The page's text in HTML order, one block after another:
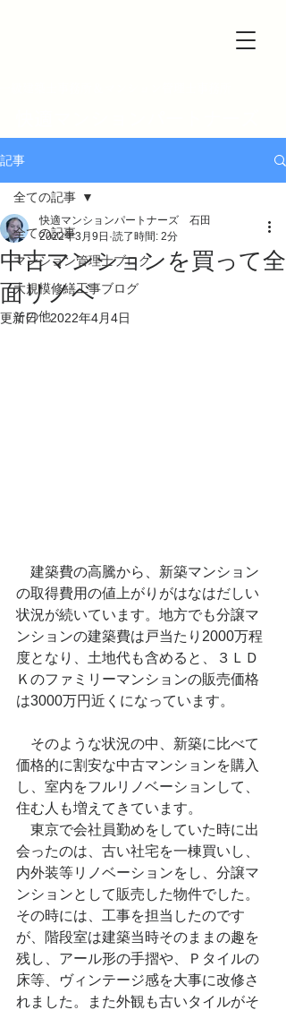
記事
全ての記事
マンション管理士ブログ
大規模修繕工事ブログ
その他
全ての記事
中古マンションを買って全
面リノベ
快適マンションパートナーズ 石田
2022年3月9日 読了時間: 2分
更新日：2022年4月4日
建築費の高騰から、新築マンション
の取得費用の値上がりがはなはだしい
状況が続いています。地方でも分譲マ
ンションの建築費は戸当たり2000万程
度となり、土地代も含めると、３ＬＤ
Ｋのファミリーマンションの販売価格
は3000万円近くになっています。
そのような状況の中、新築に比べて
価格的に割安な中古マンションを購入
し、室内をフルリノベーションして、
住む人も増えてきています。
東京で会社員勤めをしていた時に出
会ったのは、古い社宅を一棟買いし、
内外装等リノベーションをし、分譲マ
ンションとして販売した物件でした。
その時には、工事を担当したのです
が、階段室は建築当時そのままの趣を
残し、アール形の手摺や、Ｐタイルの
床等、ヴィンテージ感を大事に改修さ
れました。また外観も古いタイルがそ